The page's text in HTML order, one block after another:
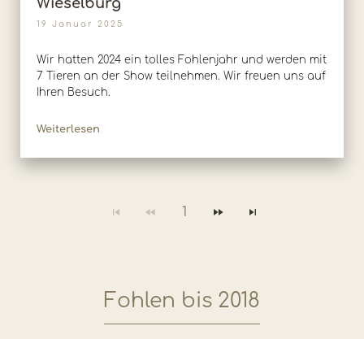
Wieselburg
19 Januar 2025
Wir hatten 2024 ein tolles Fohlenjahr und werden mit
7 Tieren an der Show teilnehmen. Wir freuen uns auf
Ihren Besuch.
Weiterlesen
1
Fohlen bis 2018